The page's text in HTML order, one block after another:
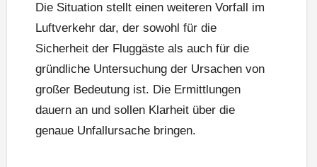
Die Situation stellt einen weiteren Vorfall im
Luftverkehr dar, der sowohl für die
Sicherheit der Fluggäste als auch für die
gründliche Untersuchung der Ursachen von
großer Bedeutung ist. Die Ermittlungen
dauern an und sollen Klarheit über die
genaue Unfallursache bringen.